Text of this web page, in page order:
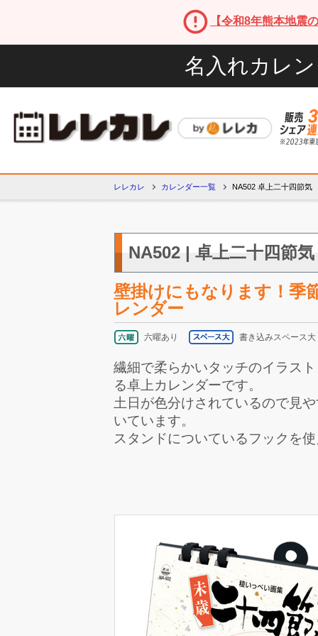
【令和8年熊本地震
名入れカレ
レレカレ カレンダー一覧 NA502 卓上二十四節気
NA502 | 卓上二十四節
壁掛けにもなります！季
レンダー
六曜あり 書き込みスペース大
繊細で柔らかいタッチのイラス
る卓上カレンダーです。
土日が色分けされているので見
いています。
スタンドについているフックを